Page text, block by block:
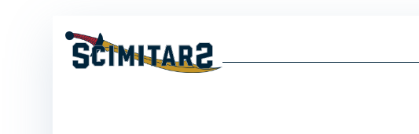
naar
Scimitars
Erkend Regionaal Topsport